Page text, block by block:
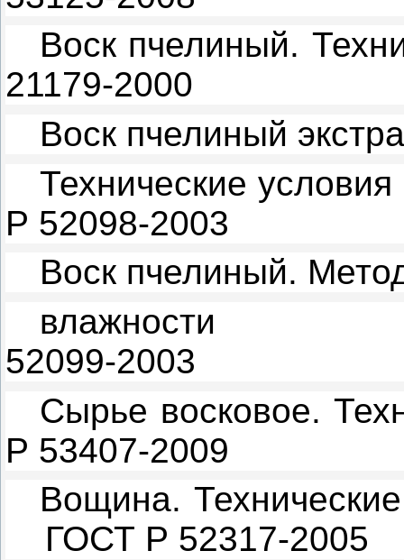
Воск пчелиный.
21179-2000
Воск пчелиный
Технические условия
Р 52098-2003
Воск пчелиный.
влажности
52099-2003
Сырье восковое.
Р 53407-2009
Вощина.
ГОСТ Р 52317-2005